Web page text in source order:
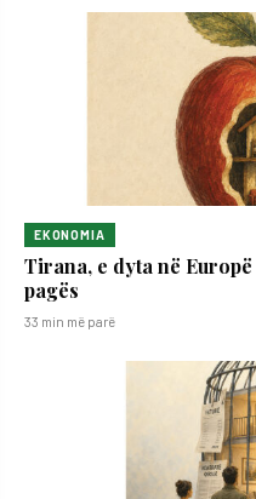
EKONOMIA
Tirana, e dyta në
pagës
33 min më parë